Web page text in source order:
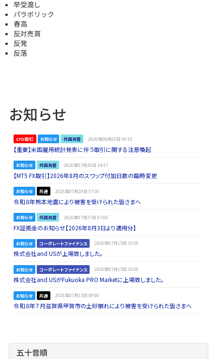
早受渡し
パラボリック
春高
反対売買
反発
反落
お知らせ
CFD取引 お知らせ 外国為替 2026年08月03日 09:33
【重要】米国雇用統計発表に伴う取引に関する注意喚起
お知らせ 外国為替 2026年07月30日 14:37
【MT5 FX取引】2026年8月のスワップ付加日数の臨時変更
お知らせ 共通 2026年07月29日 07:30
令和８年熊本地震により被害を受けられた皆さまへ
お知らせ 外国為替 2026年07月27日 07:00
FX証拠金のお知らせ【2026年8月3日より適用分】
お知らせ コーポレートファイナンス 2026年07月15日 10:00
株式会社and USが上場致しました。
お知らせ コーポレートファイナンス 2026年07月15日 10:00
株式会社and USがFukuoka PRO Marketに上場致しました。
お知らせ 共通 2026年07月15日 09:00
令和８年７月滋賀県甲賀市の土砂崩れにより被害を受けられた皆さまへ
五十音順